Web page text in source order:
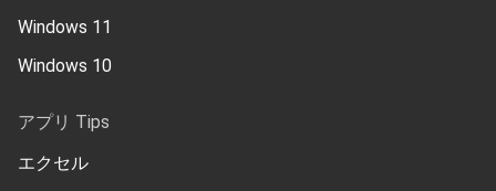
Windows 11
Windows 10
アプリ Tips
エクセル